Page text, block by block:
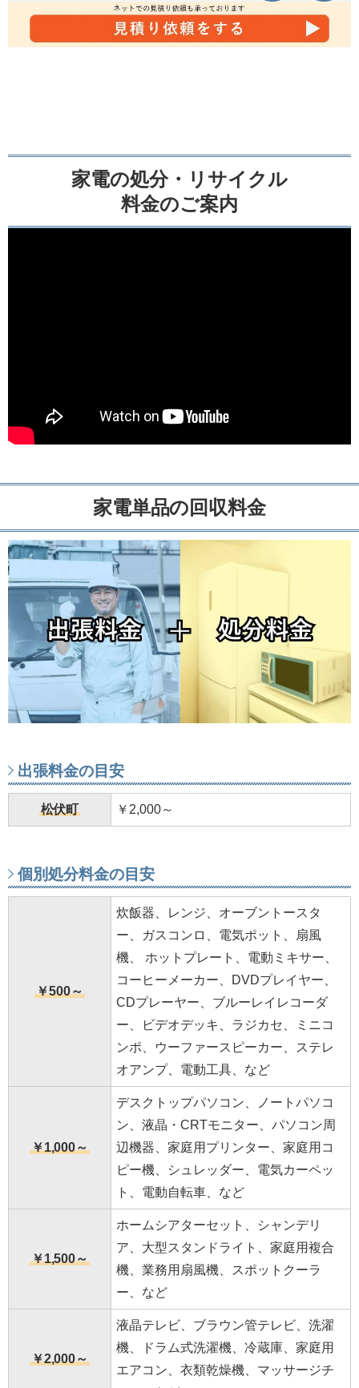
家電の処分・リサイクル
料金のご案内
家電単品の回収料金
出張料金の目安
松伏町 ￥2,000～
個別処分料金の目安
￥500～
炊飯器、レンジ、オーブントースタ
ー、ガスコンロ、電気ポット、扇風
機、 ホットプレート、電動ミキサー、
コーヒーメーカー、DVDプレイヤー、
CDプレーヤー、ブルーレイレコーダ
ー、ビデオデッキ、ラジカセ、ミニコ
ンポ、ウーファースピーカー、ステレ
オアンプ、電動工具、など
￥1,000～
デスクトップパソコン、ノートパソコ
ン、液晶・CRTモニター、パソコン周
辺機器、家庭用プリンター、家庭用コ
ピー機、シュレッダー、電気カーペッ
ト、電動自転車、など
￥1,500～
ホームシアターセット、シャンデリ
ア、大型スタンドライト、家庭用複合
機、業務用扇風機、スポットクーラ
ー、など
￥2,000～
液晶テレビ、ブラウン管テレビ、洗濯
機、ドラム式洗濯機、冷蔵庫、家庭用
エアコン、衣類乾燥機、マッサージチ